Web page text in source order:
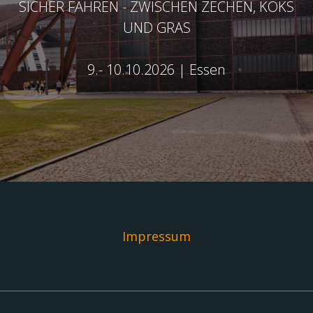
SICHER FAHREN - ZWISCHEN ZECHEN, KOKS
UND GRAS
9.- 10.10.2026 | Essen
Impressum